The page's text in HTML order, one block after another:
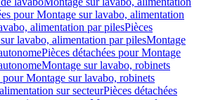
pour Montage sur lavabo, alimentation
alimentation par pilesPièces
lavabo, alimentation par pilesMontage
Pièces détachées pour Montage
Montage sur lavabo, robinets
pour Montage sur lavabo, robinets
sur secteurPièces détachées